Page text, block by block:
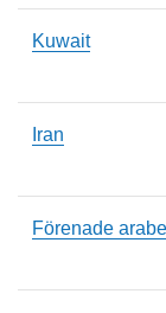
Kuwait
Iran
Förenade